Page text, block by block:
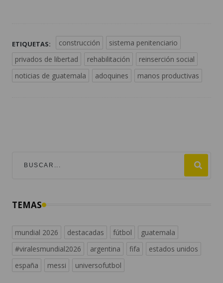
ETIQUETAS: construcción
sistema penitenciario
privados de libertad
rehabilitación
reinserción social
noticias de guatemala
adoquines manos productivas
TEMAS
mundial 2026 destacadas fútbol
guatemala
#viralesmundial2026
argentina fifa
estados unidos
españa
messi universofutbol